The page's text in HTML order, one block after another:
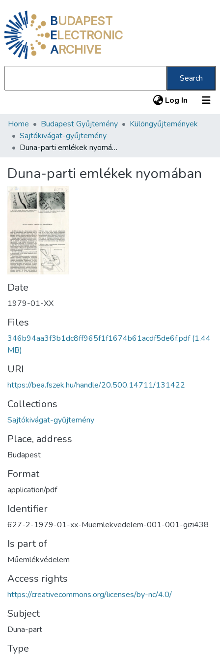
BUDAPEST
ELECTRONIC
ARCHIVE
Search
Log In (current)
Communities & Collections
All of DSpace
About us
Home Budapest Gyűjtemény
Különgyűjtemények
Sajtókivágat-gyűjtemény
Duna-parti emlékek nyomában
Duna-parti emlékek nyomában
Date
1979-01-XX
Files
346b94aa3f3b1dc8ff965f1f1674b61acdf5de6f.pdf(1.44
MB)
URI
https://bea.fszek.hu/handle/20.500.14711/131422
Collections
Sajtókivágat-gyűjtemény
Place, address
Budapest
Format
application/pdf
Identifier
627-2-1979-01-xx-Muemlekvedelem-001-001-gizi438
Is part of
Műemlékvédelem
Access rights
https://creativecommons.org/licenses/by-nc/4.0/
Subject
Duna-part
Type